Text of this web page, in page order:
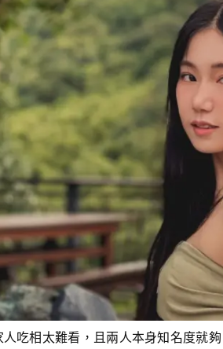
吃相太難看，且兩人本身知名度就